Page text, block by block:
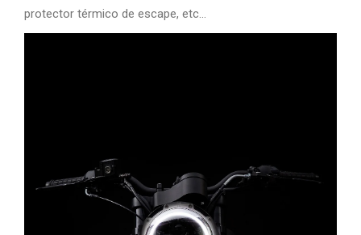
protector térmico de escape, etc…